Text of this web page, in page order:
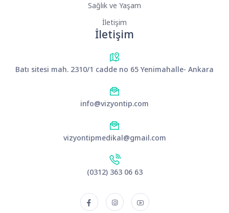
Sağlık ve Yaşam
İletişim
İletişim
Batı sitesi mah. 2310/1 cadde no 65 Yenimahalle- Ankara
info@vizyontip.com
vizyontipmedikal@gmail.com
(0312) 363 06 63